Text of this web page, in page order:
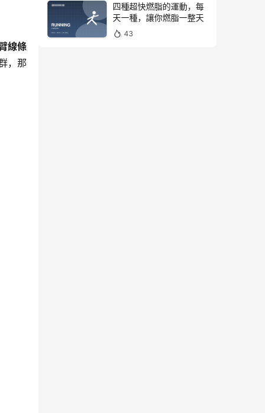
線條
，那
四種超快燃脂的運動，每
天一種，讓你燃脂一整天
43